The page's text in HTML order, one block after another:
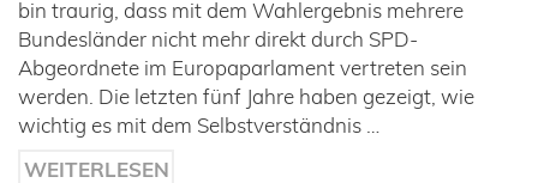
bin traurig, dass mit dem Wahlergebnis mehrere
Bundesländer nicht mehr direkt durch SPD-
Abgeordnete im Europaparlament vertreten sein
werden. Die letzten fünf Jahre haben gezeigt, wie
wichtig es mit dem Selbstverständnis …
WEITERLESEN